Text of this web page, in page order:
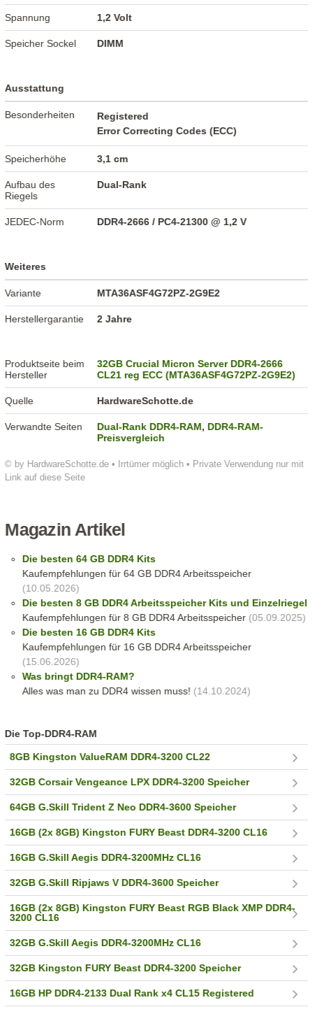
© by HardwareSchotte.de • Irrtümer möglich • Private Verwendung nur mit
Link auf diese Seite
Spannung 1,2 Volt
Speicher Sockel DIMM
Ausstattung
Besonderheiten
Registered
Error Correcting Codes (ECC)
Speicherhöhe 3,1 cm
Aufbau des
Riegels
Dual-Rank
JEDEC-Norm DDR4-2666 / PC4-21300 @ 1,2 V
Weiteres
Variante MTA36ASF4G72PZ-2G9E2
Herstellergarantie 2 Jahre
Produktseite beim
Hersteller
32GB Crucial Micron Server DDR4-2666
CL21 reg ECC (MTA36ASF4G72PZ-2G9E2)
Quelle HardwareSchotte.de
Verwandte Seiten Dual-Rank DDR4-RAM,DDR4-RAM-
Preisvergleich
Magazin Artikel
Die besten 64 GB DDR4 Kits
Kaufempfehlungen für 64 GB DDR4 Arbeitsspeicher
(10.05.2026)
Die besten 8 GB DDR4 Arbeitsspeicher Kits und Einzelriegel
Kaufempfehlungen für 8 GB DDR4 Arbeitsspeicher(05.09.2025)
Die besten 16 GB DDR4 Kits
Kaufempfehlungen für 16 GB DDR4 Arbeitsspeicher
(15.06.2026)
Was bringt DDR4-RAM?
Alles was man zu DDR4 wissen muss! (14.10.2024)
Die Top-DDR4-RAM
8GB Kingston ValueRAM DDR4-3200 CL22
32GB Corsair Vengeance LPX DDR4-3200 Speicher
64GB G.Skill Trident Z Neo DDR4-3600 Speicher
16GB (2x 8GB) Kingston FURY Beast DDR4-3200 CL16
16GB G.Skill Aegis DDR4-3200MHz CL16
32GB G.Skill Ripjaws V DDR4-3600 Speicher
16GB (2x 8GB) Kingston FURY Beast RGB Black XMP DDR4-
3200 CL16
32GB G.Skill Aegis DDR4-3200MHz CL16
32GB Kingston FURY Beast DDR4-3200 Speicher
16GB HP DDR4-2133 Dual Rank x4 CL15 Registered